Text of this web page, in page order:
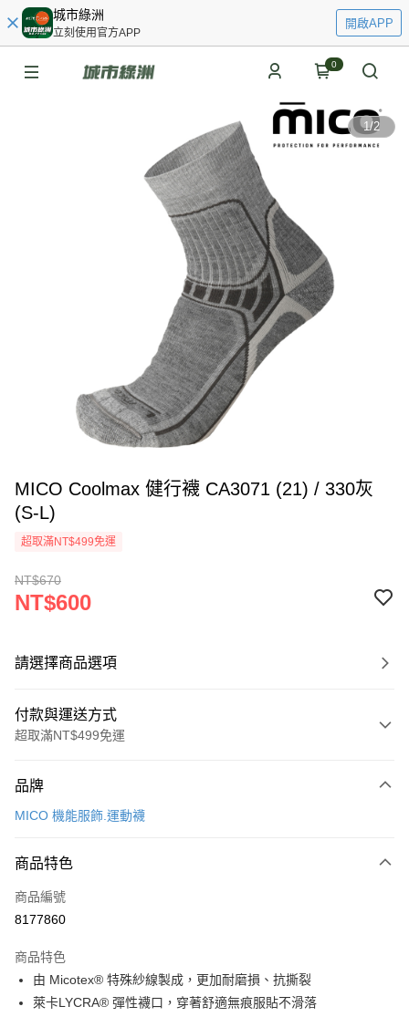
城市綠洲
立刻使用官方APP
開啟APP
0
1/2
MICO Coolmax 健行襪 CA3071 (21) / 330灰
(S-L)
超取滿NT$499免運
NT$670
NT$600
請選擇商品選項
付款與運送方式
超取滿NT$499免運
信用卡一次付款
LINE Pay
Apple Pay
悠遊付
Google Pay
品牌
MICO 機能服飾.運動襪
商品特色
商品編號
8177860
商品特色
由 Micotex® 特殊紗線製成，更加耐磨損、抗撕裂
萊卡LYCRA® 彈性襪口，穿著舒適無痕服貼不滑落